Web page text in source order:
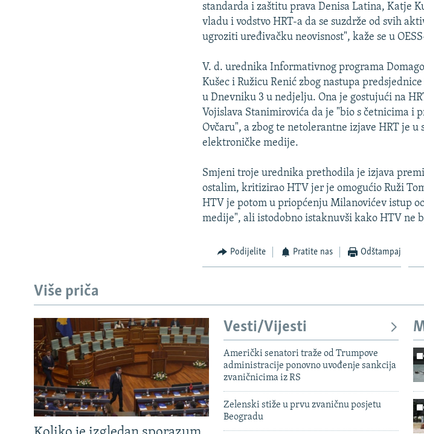
standarda i zaštitu prava Denisa Latina, Katje
vladu i vodstvo HRT-a da se suzdrže od svih
ugroziti uređivačku neovisnost", kaže se u
V. d. urednika Informativnog programa
Kušec i Ružicu Renić zbog nastupa
u Dnevniku 3 u nedjelju. Ona je gostujući na
Vojislava Stanimirovića da je "bio s četnicima i
Ovčaru", a zbog te netolerantne izjave HRT je
elektroničke medije.
Smjeni troje urednika prethodila je izjava
ostalim, kritizirao HTV jer je omogućio Ruži
HTV je potom u priopćenju Milanovićev istup
medije", ali istodobno istaknuvši kako HTV ne
Podijelite Pratite nas Odštampaj
Više priča
Vesti/Vijesti
Američki senatori traže od Trumpove
administracije ponovno uvođenje sankcija
zvaničnicima iz RS
Zelenski stiže u prvu zvaničnu posjetu
Beogradu